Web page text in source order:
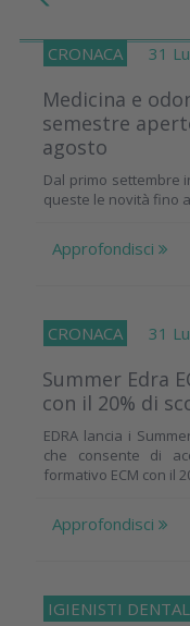
CRONACA 31
Medicina e
semestre
agosto
Dal primo settembre
queste le novità fino
Approfondisci
CRONACA 31
Summer Edra
con il 20% di
EDRA lancia i
che consente di
formativo ECM con il
Approfondisci
IGIENISTI